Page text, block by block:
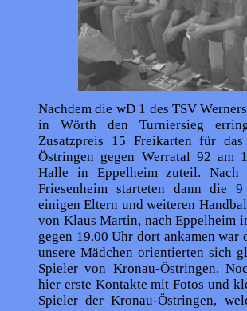
Nachdem die wD 1 des TSV
in Wörth den Turniersieg
Zusatzpreis 15 Freikarten für
Östringen gegen Werratal 92 am
Halle in Eppelheim zuteil. Nach
Friesenheim starteten dann die
einigen Eltern und weiteren
von Klaus Martin, nach Eppelheim
gegen 19.00 Uhr dort ankamen
unsere Mädchen orientierten sich
Spieler von Kronau-Östringen.
hier erste Kontakte mit Fotos und
Spieler der Kronau-Östringen,